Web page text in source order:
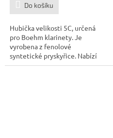
Do košíku
Hubička velikosti 5C, určená
pro Boehm klarinety. Je
vyrobena z fenolové
syntetické pryskyřice. Nabízí
odklon 1,1 mm...